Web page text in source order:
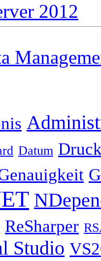
2012
Datum
ReSharper
Studio